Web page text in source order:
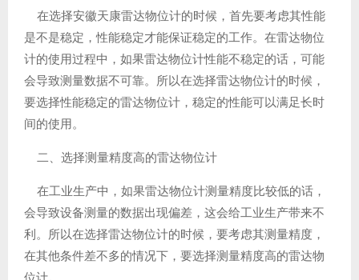
在选择安徽天康雷达物位计的时候，首先要考虑其性能
是不是稳定，性能稳定才能保证稳定的工作。在雷达物位
计的使用过程中，如果雷达物位计性能不稳定的话，可能
会导致测量数据不可靠。所以在选择雷达物位计的时候，
要选择性能稳定的雷达物位计，稳定的性能可以满足长时
间的使用。
二、选择测量精度高的雷达物位计
在工业生产中，如果雷达物位计测量精度比较低的话，
会导致设备测量的数据出现偏差，这会给工业生产带来不
利。所以在选择雷达物位计的时候，要考虑其测量精度，
在其他条件差不多的情况下，要选择测量精度高的雷达物
位计。